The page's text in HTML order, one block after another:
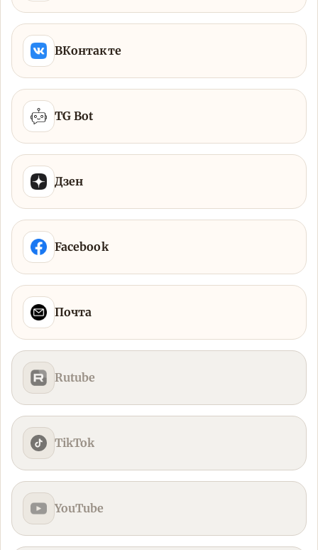
ВКонтакте
TG Bot
Дзен
Facebook
Почта
Rutube
TikTok
YouTube